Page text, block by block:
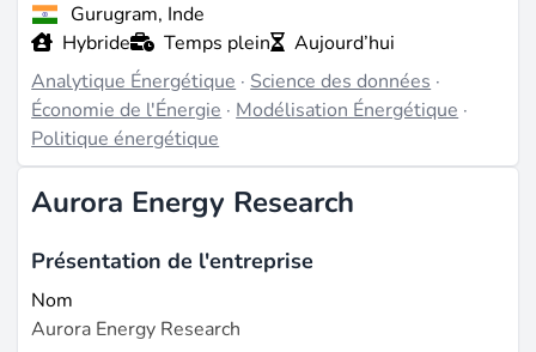
Gurugram, Inde
Hybride
Temps plein
Aujourd’hui
Analytique Énergétique · Science des données ·
Économie de l'Énergie · Modélisation Énergétique ·
Politique énergétique
Aurora Energy Research
Présentation de l'entreprise
Nom
Aurora Energy Research